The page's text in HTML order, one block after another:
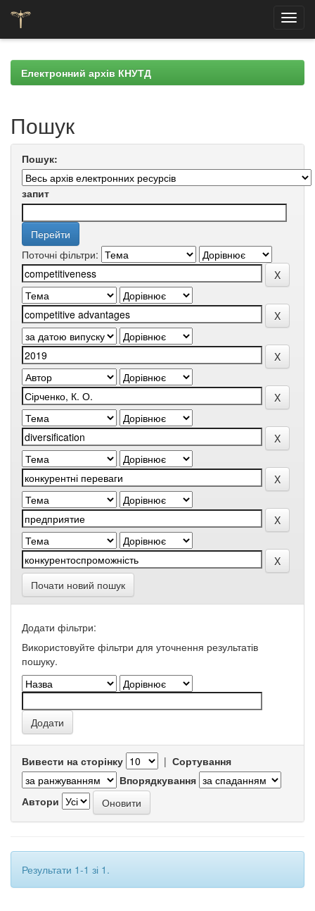
navigationЕлектронний архів КНУТД
Пошук
Пошук:
запит
Поточні фільтри:
Почати новий пошук
Додати фільтри:
Використовуйте фільтри для уточнення результатів
пошуку.
Вивести на сторінку | Сортування
Впорядкування
Автори
Результати 1-1 зі 1.